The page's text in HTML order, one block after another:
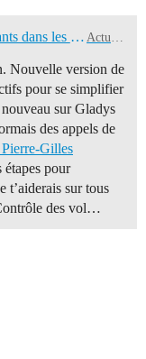
Gladys Assistant 4.42.1 : Volets roulants dans les scènes + correctifs Actualités
Nouvelle version de
pour se simplifier
sur Gladys
des appels de
Gilles
étapes pour
t’aiderais sur tous
des vol…